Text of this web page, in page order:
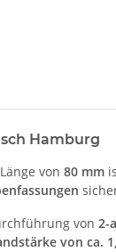
Hamburg
von 80 mm
von 2-
von ca.